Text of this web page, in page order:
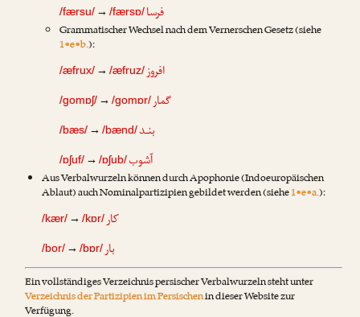
/færsu/→ /færsɒ/فرسا
Grammatischer Wechsel nach dem Vernerschen Gesetz (siehe
1•e•b.):
/æfrux/→ /æfruz/افروز
/gomɒʃ/→ /gomɒr/گمار
/bæs/→ /bænd/بنـد
/ɒʃuf/→ /ɒʃub/آشوب
Aus Verbalwurzeln können durch Apophonie (Indoeuropäischen
Ablaut) auch Nominalpartizipien gebildet werden (siehe1•e•a.):
/kær/ →/kɒr/کار
/bor/ →/bɒr/بار
Ein vollständiges Verzeichnis persischer Verbalwurzeln steht unter
Verzeichnis der Partizipien im Persischenin dieser Website zur